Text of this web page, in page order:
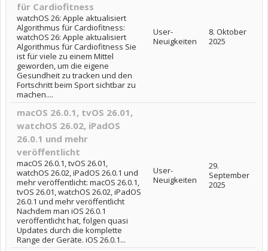
für Cardiofitness
watchOS 26: Apple aktualisiert
Algorithmus für Cardiofitness:
watchOS 26: Apple aktualisiert
Algorithmus für Cardiofitness Sie
ist für viele zu einem Mittel
geworden, um die eigene
Gesundheit zu tracken und den
Fortschritt beim Sport sichtbar zu
machen....
User-
Neuigkeiten
8. Oktober
2025
macOS 26.0.1, tvOS 26.01,
watchOS 26.02, iPadOS
26.0.1 und mehr
veröffentlicht
macOS 26.0.1, tvOS 26.01,
watchOS 26.02, iPadOS 26.0.1 und
mehr veröffentlicht: macOS 26.0.1,
tvOS 26.01, watchOS 26.02, iPadOS
26.0.1 und mehr veröffentlicht
Nachdem man iOS 26.0.1
veröffentlicht hat, folgen quasi
Updates durch die komplette
Range der Geräte. iOS 26.0.1...
User-
Neuigkeiten
29.
September
2025